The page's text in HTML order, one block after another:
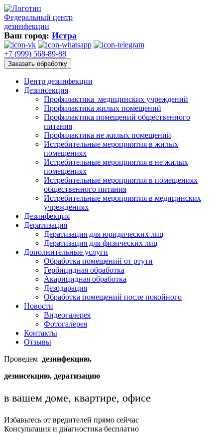
Федеральный центр
дезинфекции
Ваш город: Истра
+7 (999) 568-89-88
Заказать обработку
Центр дезинфекции
Дезинсекция
Профилактика медицинских учреждений
Профилактика жилых помещений
Профилактика помещений общественного
питания
Профилактика не жилых помещений
Истребительные мероприятия в жилых
помещениях
Истребительные мероприятия в не жилых
помещениях
Истребительные мероприятия в помещениях
общественного питания
Истребительные мероприятия в медицинских
учреждениях
Дезинфекция
Дератизация
Дератизация для юридических лиц
Дератизация для физических лиц
Дополнительные услуги
Обработка помещений от ртути
Гербицидная обработка
Акарицидная обработка
Дезодарация
Обработка помещений после покойного
Новости
Видеогалерея
Фотогалерея
Контакты
Отзывы
Проведем дезинфекцию,
дезинсекцию, дератизацию
в вашем доме, квартире, офисе
Избавьтесь от вредителей прямо сейчас
Консультация и диагностика бесплатно